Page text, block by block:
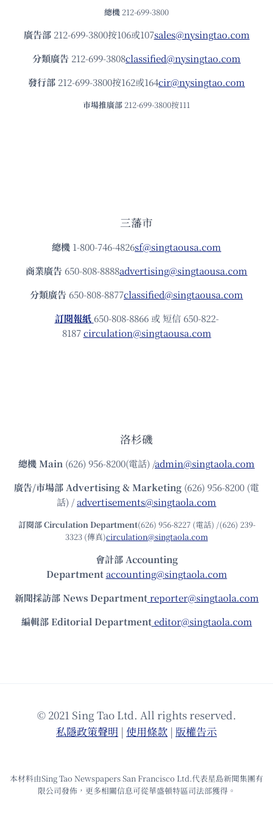
總機 212-699-3800
廣告部212-699-3800按106或107sales@nysingtao.com
分類廣告 212-699-3808classified@nysingtao.com
發⾏部 212-699-3800按162或164cir@nysingtao.com
市場推廣部 212-699-3800按111
三藩市
總機 1-800-746-4826sf@singtaousa.com
商業廣告 650-808-8888advertising@singtaousa.com
分類廣告 650-808-8877classified@singtaousa.com
訂閱報紙 650-808-8866 或 短信 650-822-
8187circulation@singtaousa.com
洛杉磯
總機Main (626) 956-8200(電話) /admin@singtaola.com
廣告/市場部Advertising & Marketing (626) 956-8200 (電
話) /advertisements@singtaola.com
訂閱部 Circulation Department(626) 956-8227 (電話) /(626) 239-
3323 (傳真)circulation@singtaola.com
會計部 Accounting
Department accounting@singtaola.com
新聞採訪部 News Department reporter@singtaola.com
編輯部 Editorial Department editor@singtaola.com
© 2021 Sing Tao Ltd. All rights reserved.
私隱政策聲明 | 使⽤條款 | 版權告⽰
本材料由Sing Tao Newspapers San Francisco Ltd.代表星島新聞集團有
限公司發佈，更多相關信息可從華盛頓特區司法部獲得。